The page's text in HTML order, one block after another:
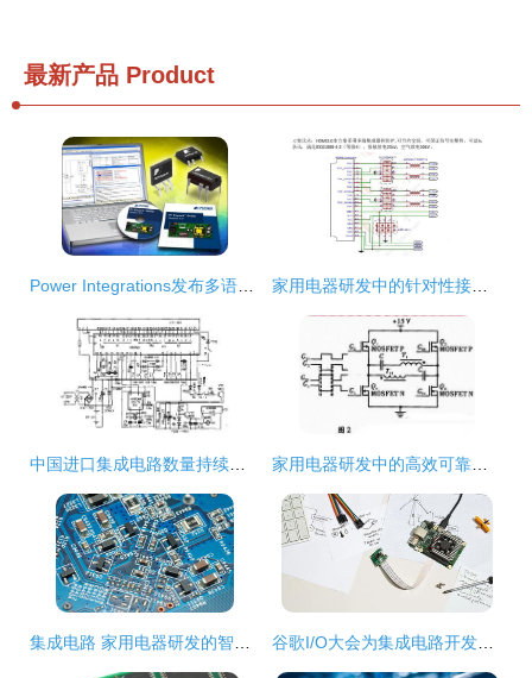
最新产品 Product
Power Integrations发布多语言版PI Expert Suite，助力全球电源设计创新 家用电器研发中的针对性接口电路设计策略与方案
中国进口集成电路数量持续增长，家用电器研发创新驱动产业升级 家用电器研发中的高效可靠紧凑型DC-DC隔离电源电路设计
集成电路 家用电器研发的智慧核心与创新引擎 谷歌I/O大会为集成电路开发者带来的新机遇与赋能